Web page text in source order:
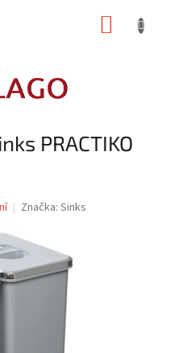
PRACTIKO
Značka: Sinks